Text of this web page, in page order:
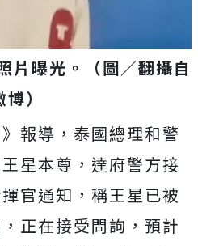
片曝光。
（圖／翻攝自
）
報導，泰國總理和警
星本尊，達府警方接
官通知，稱王星已被
正在接受問詢，預計